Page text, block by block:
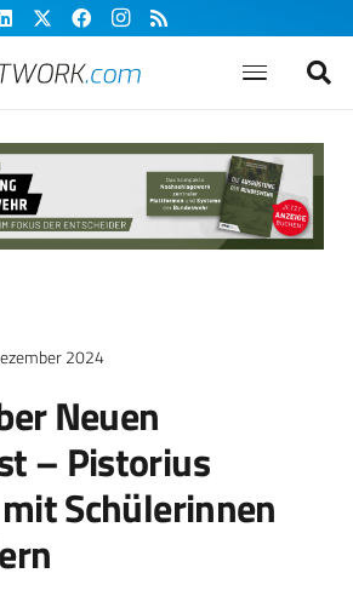
2024
Neuen
– Pistorius
Schülerinnen